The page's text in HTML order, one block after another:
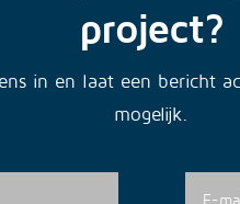
project?
in en laat een bericht
mogelijk.